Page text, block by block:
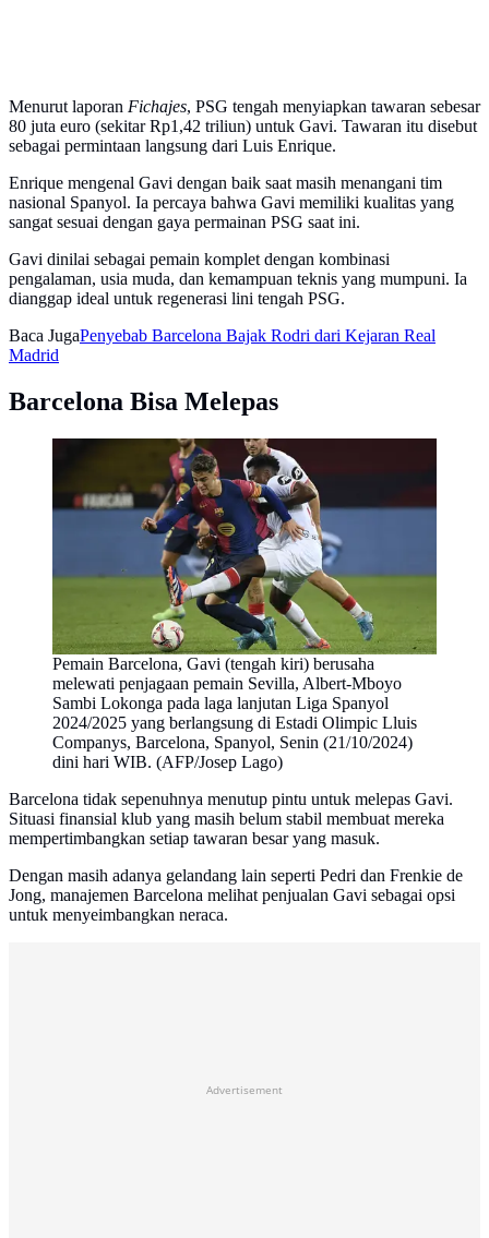
Menurut laporan Fichajes, PSG tengah menyiapkan tawaran sebesar
80 juta euro (sekitar Rp1,42 triliun) untuk Gavi. Tawaran itu disebut
sebagai permintaan langsung dari Luis Enrique.
Enrique mengenal Gavi dengan baik saat masih menangani tim
nasional Spanyol. Ia percaya bahwa Gavi memiliki kualitas yang
sangat sesuai dengan gaya permainan PSG saat ini.
Gavi dinilai sebagai pemain komplet dengan kombinasi
pengalaman, usia muda, dan kemampuan teknis yang mumpuni. Ia
dianggap ideal untuk regenerasi lini tengah PSG.
Baca JugaPenyebab Barcelona Bajak Rodri dari Kejaran Real
Madrid
Barcelona Bisa Melepas
Pemain Barcelona, Gavi (tengah kiri) berusaha
melewati penjagaan pemain Sevilla, Albert-Mboyo
Sambi Lokonga pada laga lanjutan Liga Spanyol
2024/2025 yang berlangsung di Estadi Olimpic Lluis
Companys, Barcelona, Spanyol, Senin (21/10/2024)
dini hari WIB. (AFP/Josep Lago)
Barcelona tidak sepenuhnya menutup pintu untuk melepas Gavi.
Situasi finansial klub yang masih belum stabil membuat mereka
mempertimbangkan setiap tawaran besar yang masuk.
Dengan masih adanya gelandang lain seperti Pedri dan Frenkie de
Jong, manajemen Barcelona melihat penjualan Gavi sebagai opsi
untuk menyeimbangkan neraca.
Advertisement